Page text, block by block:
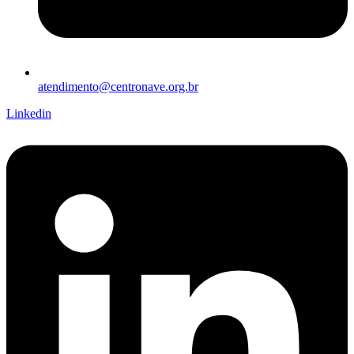
atendimento@centronave.org.br
Linkedin